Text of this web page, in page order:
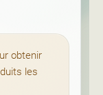
obtenir
les